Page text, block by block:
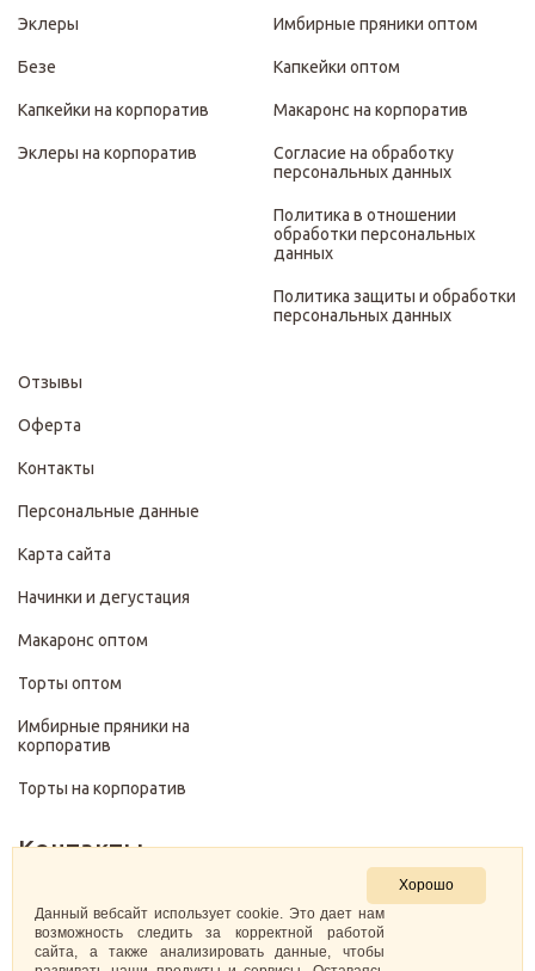
Эклеры
Безе
Капкейки на корпоратив
Эклеры на корпоратив
Имбирные пряники оптом
Капкейки оптом
Макаронс на корпоратив
Согласие на обработку
персональных данных
Политика в отношении
обработки персональных
данных
Политика защиты и обработки
персональных данных
Отзывы
Оферта
Контакты
Персональные данные
Карта сайта
Начинки и дегустация
Макаронс оптом
Торты оптом
Имбирные пряники на
корпоратив
Торты на корпоратив
Контакты
+7 (499) 322-28-29
pirojenka.rf@gmail.com
Хорошо
Данный вебсайт использует cookie. Это дает нам
возможность следить за корректной работой
сайта, а также анализировать данные, чтобы